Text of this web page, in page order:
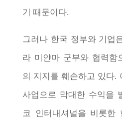
기 때문이다.
그러나 한국 정부와 기업
라 미얀마 군부와 협력함
의 지지를 훼손하고 있다.
사업으로 막대한 수익을
코 인터내셔널을 비롯한